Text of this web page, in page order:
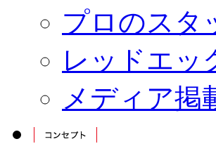
プロのスタ
レッドエッ
メディア掲